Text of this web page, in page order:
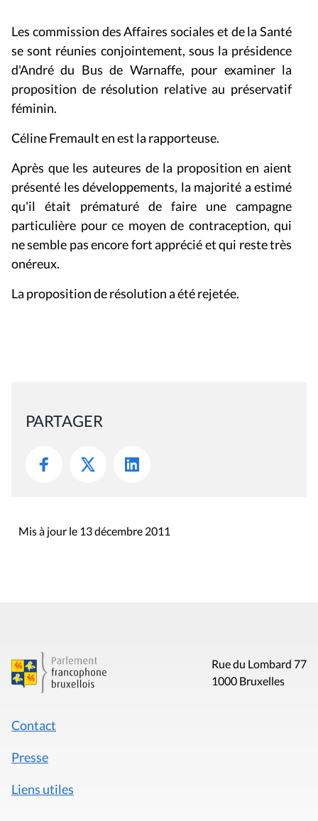
Les commission des Affaires sociales et de la Santé
se sont réunies conjointement, sous la présidence
d'André du Bus de Warnaffe, pour examiner la
proposition de résolution relative au préservatif
féminin.
Céline Fremault en est la rapporteuse.
Après que les auteures de la proposition en aient
présenté les développements, la majorité a estimé
qu'il était prématuré de faire une campagne
particulière pour ce moyen de contraception, qui
ne semble pas encore fort apprécié et qui reste très
onéreux.
La proposition de résolution a été rejetée.
PARTAGER
Mis à jour le 13 décembre 2011
Rue du Lombard 77
1000 Bruxelles
Contact
Presse
Liens utiles